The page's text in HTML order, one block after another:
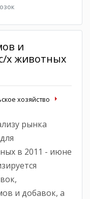
и
х животных
хозяйство
рынка
в 2011 - июне
и добавок, а